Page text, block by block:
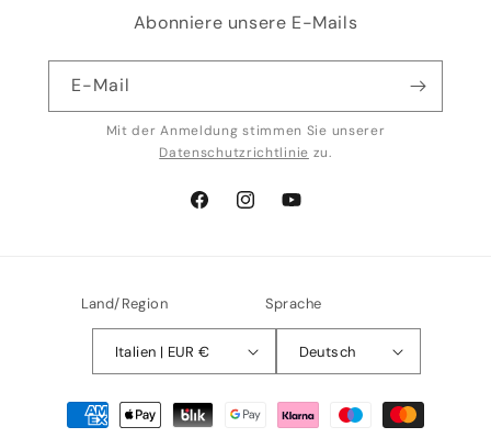
Abonniere unsere E-Mails
E-Mail
Mit der Anmeldung stimmen Sie unserer
Datenschutzrichtlinie zu.
FacebookInstagramYouTube
Land/Region
Italien | EUR €
Sprache
Deutsch
Zahlungsmethoden